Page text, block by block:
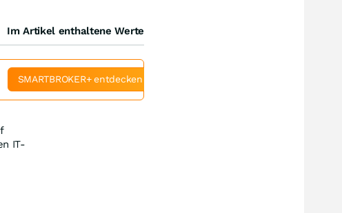
IT-
Im Artikel enthaltene Werte
SMARTBROKER+ entdecken